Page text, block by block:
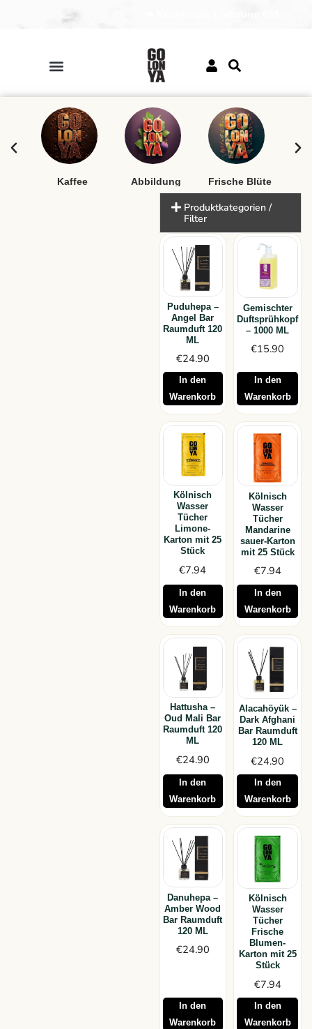
Kaffee Abbildung Frische Blüte
Produktkategorien /
Filter
Puduhepa –
Angel Bar
Raumduft 120
ML
€24.90
In den
Warenkorb
Gemischter
Duftsprühkopf
– 1000 ML
€15.90
In den
Warenkorb
Kölnisch
Wasser
Tücher
Limone-
Karton mit 25
Stück
€7.94
In den
Warenkorb
Kölnisch
Wasser
Tücher
Mandarine
sauer-Karton
mit 25 Stück
€7.94
In den
Warenkorb
Hattusha –
Oud Mali Bar
Raumduft 120
ML
€24.90
In den
Warenkorb
Alacahöyük –
Dark Afghani
Bar Raumduft
120 ML
€24.90
In den
Warenkorb
Danuhepa –
Amber Wood
Bar Raumduft
120 ML
€24.90
In den
Warenkorb
Kölnisch
Wasser
Tücher
Frische
Blumen-
Karton mit 25
Stück
€7.94
In den
Warenkorb